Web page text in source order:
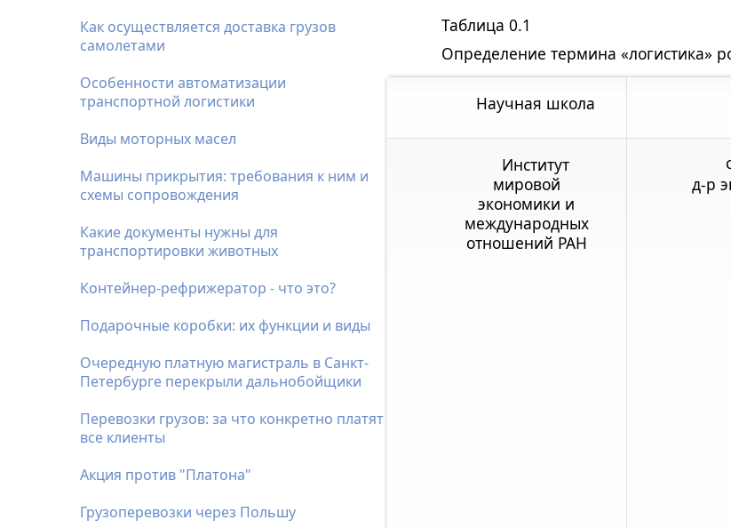
Как осуществляется доставка грузов
самолетами
Особенности автоматизации
транспортной логистики
Виды моторных масел
Машины прикрытия: требования к ним и
схемы сопровождения
Какие документы нужны для
транспортировки животных
Контейнер-рефрижератор - что это?
Подарочные коробки: их функции и виды
Очередную платную магистраль в Санкт-
Петербурге перекрыли дальнобойщики
Перевозки грузов: за что конкретно платят
все клиенты
Акция против "Платона"
Грузоперевозки через Польшу
Таблица 0.1
Определение термина «логистика»
Научная школа
Институт
мировой
экономики и
международных
отношений РАН
д-р